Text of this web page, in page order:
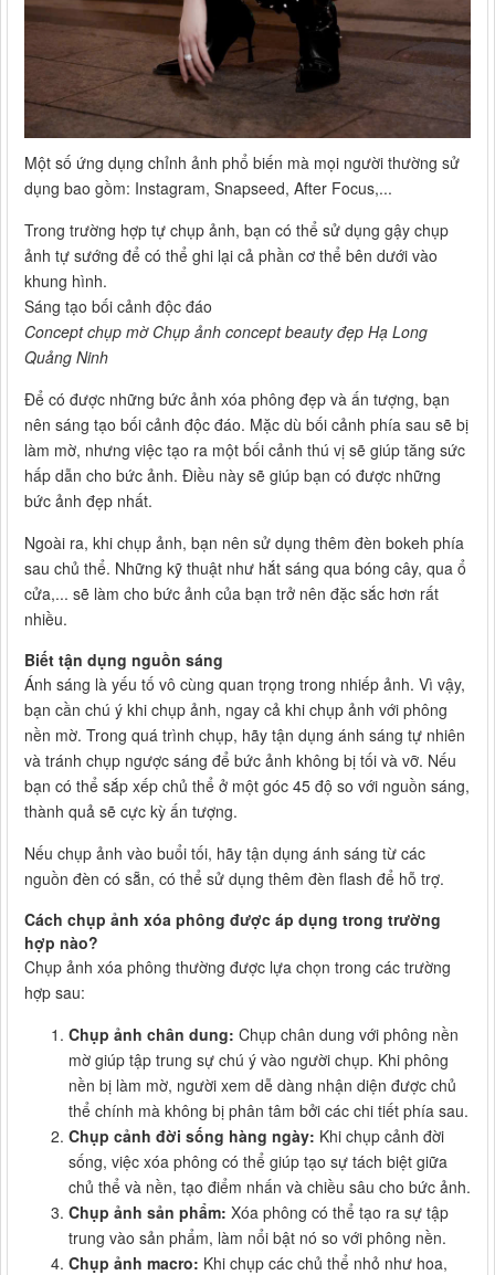
Một số ứng dụng chỉnh ảnh phổ biến mà mọi người thường sử
dụng bao gồm: Instagram, Snapseed, After Focus,...
Trong trường hợp tự chụp ảnh, bạn có thể sử dụng gậy chụp
ảnh tự sướng để có thể ghi lại cả phần cơ thể bên dưới vào
khung hình.
Sáng tạo bối cảnh độc đáo
Concept chụp mờ Chụp ảnh concept beauty đẹp Hạ Long
Quảng Ninh
Để có được những bức ảnh xóa phông đẹp và ấn tượng, bạn
nên sáng tạo bối cảnh độc đáo. Mặc dù bối cảnh phía sau sẽ bị
làm mờ, nhưng việc tạo ra một bối cảnh thú vị sẽ giúp tăng sức
hấp dẫn cho bức ảnh. Điều này sẽ giúp bạn có được những
bức ảnh đẹp nhất.
Ngoài ra, khi chụp ảnh, bạn nên sử dụng thêm đèn bokeh phía
sau chủ thể. Những kỹ thuật như hắt sáng qua bóng cây, qua ổ
cửa,... sẽ làm cho bức ảnh của bạn trở nên đặc sắc hơn rất
nhiều.
Biết tận dụng nguồn sáng
Ánh sáng là yếu tố vô cùng quan trọng trong nhiếp ảnh. Vì vậy,
bạn cần chú ý khi chụp ảnh, ngay cả khi chụp ảnh với phông
nền mờ. Trong quá trình chụp, hãy tận dụng ánh sáng tự nhiên
và tránh chụp ngược sáng để bức ảnh không bị tối và vỡ. Nếu
bạn có thể sắp xếp chủ thể ở một góc 45 độ so với nguồn sáng,
thành quả sẽ cực kỳ ấn tượng.
Nếu chụp ảnh vào buổi tối, hãy tận dụng ánh sáng từ các
nguồn đèn có sẵn, có thể sử dụng thêm đèn flash để hỗ trợ.
Cách chụp ảnh xóa phông được áp dụng trong trường
hợp nào?
Chụp ảnh xóa phông thường được lựa chọn trong các trường
hợp sau:
Chụp ảnh chân dung: Chụp chân dung với phông nền
mờ giúp tập trung sự chú ý vào người chụp. Khi phông
nền bị làm mờ, người xem dễ dàng nhận diện được chủ
thể chính mà không bị phân tâm bởi các chi tiết phía sau.
Chụp cảnh đời sống hàng ngày: Khi chụp cảnh đời
sống, việc xóa phông có thể giúp tạo sự tách biệt giữa
chủ thể và nền, tạo điểm nhấn và chiều sâu cho bức ảnh.
Chụp ảnh sản phẩm: Xóa phông có thể tạo ra sự tập
trung vào sản phẩm, làm nổi bật nó so với phông nền.
Chụp ảnh macro: Khi chụp các chủ thể nhỏ như hoa,